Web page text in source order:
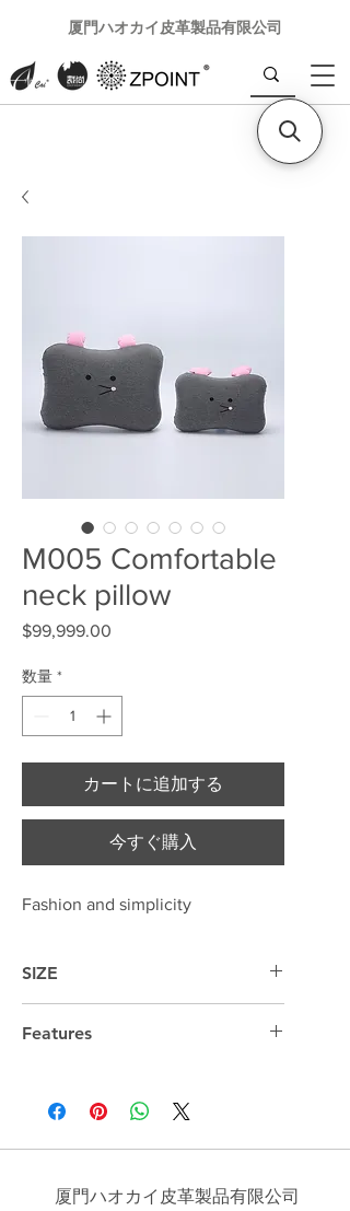
厦門ハオカイ皮革製品有限公司
M005 Comfortable
neck pillow
$99,999.00
数量 *
カートに追加する
今すぐ購入
Fashion and simplicity
SIZE
Features
厦門ハオカイ皮革製品有限公司